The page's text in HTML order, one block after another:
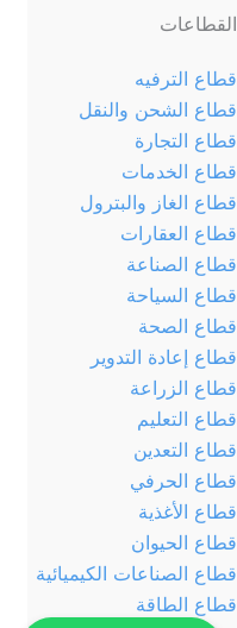
القطاعات
قطاع الترفيه
قطاع الشحن والنقل
قطاع التجارة
قطاع الخدمات
قطاع الغاز والبترول
قطاع العقارات
قطاع الصناعة
قطاع السياحة
قطاع الصحة
قطاع إعادة التدوير
قطاع الزراعة
قطاع التعليم
قطاع التعدين
قطاع الحرفي
قطاع الأغذية
قطاع الحيوان
قطاع الصناعات الكيميائية
قطاع الطاقة